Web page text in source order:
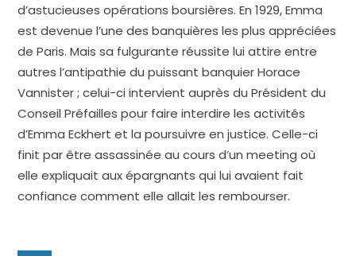
d’astucieuses opérations boursières. En 1929, Emma
est devenue l’une des banquières les plus appréciées
de Paris. Mais sa fulgurante réussite lui attire entre
autres l’antipathie du puissant banquier Horace
Vannister ; celui-ci intervient auprès du Président du
Conseil Préfailles pour faire interdire les activités
d’Emma Eckhert et la poursuivre en justice. Celle-ci
finit par être assassinée au cours d’un meeting où
elle expliquait aux épargnants qui lui avaient fait
confiance comment elle allait les rembourser.